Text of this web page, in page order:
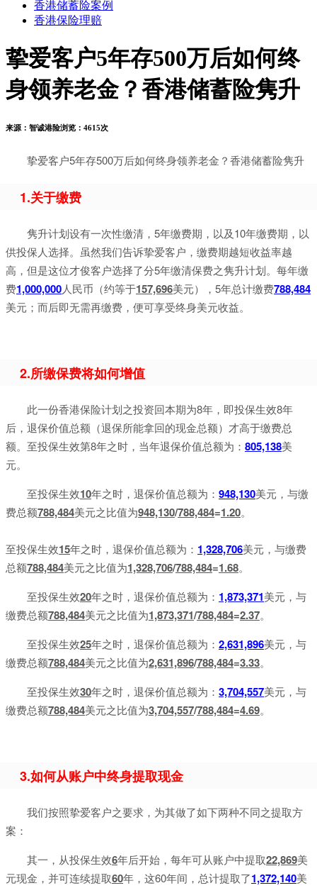
香港储蓄险案例
香港保险理赔
挚爱客户5年存500万后如何终
身领养老金？香港储蓄险隽升
来源： 智诚港险浏览： 4615次
挚爱客户5年存500万后如何终身领养老金？香港储蓄险隽升
1.关于缴费
隽升计划设有一次性缴清，5年缴费期，以及10年缴费期，以
供投保人选择。虽然我们告诉挚爱客户，缴费期越短收益率越
高，但是这位才俊客户选择了分5年缴清保费之隽升计划。每年缴
费1,000,000人民币（约等于157,696美元），5年总计缴费788,484
美元；而后即无需再缴费，便可享受终身美元收益。
2.所缴保费将如何增值
此一份香港保险计划之投资回本期为8年，即投保生效8年
后，退保价值总额（退保所能拿回的现金总额）才高于缴费总
额。至投保生效第8年之时，当年退保价值总额为： 805,138美
元。
至投保生效10年之时，退保价值总额为： 948,130美元，与缴
费总额788,484美元之比值为948,130/788,484=1.20。
至投保生效15年之时，退保价值总额为： 1,328,706美元，与缴费
总额788,484美元之比值为1,328,706/788,484=1.68。
至投保生效20年之时，退保价值总额为： 1,873,371美元，与
缴费总额788,484美元之比值为1,873,371/788,484=2.37。
至投保生效25年之时，退保价值总额为： 2,631,896美元，与
缴费总额788,484美元之比值为2,631,896/788,484=3.33。
至投保生效30年之时，退保价值总额为： 3,704,557美元，与
缴费总额788,484美元之比值为3,704,557/788,484=4.69。
3.如何从账户中终身提取现金
我们按照挚爱客户之要求，为其做了如下两种不同之提取方
案：
其一，从投保生效6年后开始，每年可从账户中提取22,869美
元现金，并可连续提取60年，这60年间，总计提取了1,372,140美